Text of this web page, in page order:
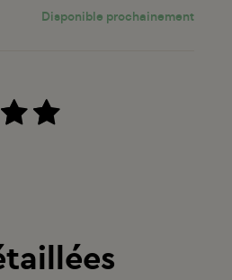
Disponible prochainement